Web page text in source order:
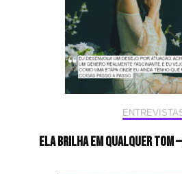
Ela brilha em qualquer tom